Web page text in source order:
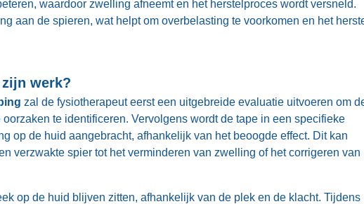
waardoor zwelling afneemt en het herstelproces wordt versneld.
aan de spieren, wat helpt om overbelasting te voorkomen en het
werk?
zal de fysiotherapeut eerst een uitgebreide evaluatie uitvoeren om
te identificeren. Vervolgens wordt de tape in een specifieke
op de huid aangebracht, afhankelijk van het beoogde effect. Dit kan
verzwakte spier tot het verminderen van zwelling of het corrigeren van
op de huid blijven zitten, afhankelijk van de plek en de klacht. Tijdens